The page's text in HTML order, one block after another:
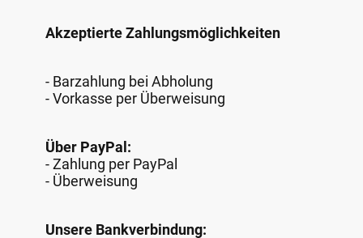
Akzeptierte Zahlungsmöglichkeiten
- Barzahlung bei Abholung
- Vorkasse per Überweisung
Über PayPal:
- Zahlung per PayPal
- Überweisung
Unsere Bankverbindung: